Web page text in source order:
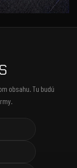
obsahu. Tu budú